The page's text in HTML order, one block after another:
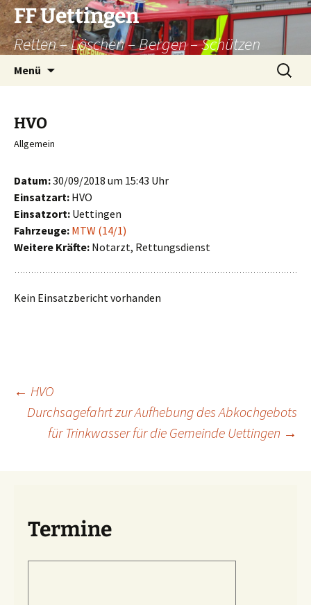
Zum
Inhalt
springen
FF Uettingen
Retten – Löschen – Bergen – Schützen
Menü
Suchen
nach:
HVO
Allgemein
Datum:30/09/2018 um 15:43 Uhr
Einsatzart: HVO
Einsatzort: Uettingen
Fahrzeuge: MTW (14/1)
Weitere Kräfte: Notarzt, Rettungsdienst
Kein Einsatzbericht vorhanden
Beitragsnavigation
← HVO
Durchsagefahrt zur Aufhebung des Abkochgebots
für Trinkwasser für die Gemeinde Uettingen →
Termine